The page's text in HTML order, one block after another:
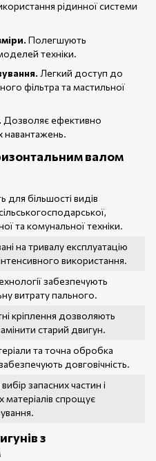
рідинної системи
Полегшують
техніки.
Легкий доступ до
фільтра та мастильної
Дозволяє ефективно
навантажень.
валом
для більшості видів
та комунальної техніки.
на тривалу експлуатацію
використання.
забезпечують
витрату пального.
кріплення дозволяють
старий двигун.
та точна обробка
довговічність.
запасних частин і
матеріалів спрощує
з